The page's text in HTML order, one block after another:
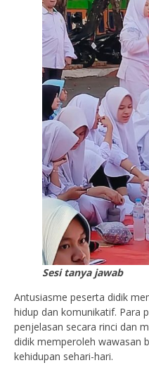
Sesi tanya jawab
Antusiasme peserta didik
hidup dan komunikatif. Para
penjelasan secara rinci dan
didik memperoleh wawasan
kehidupan sehari-hari.